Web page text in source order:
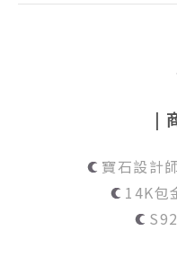
|
寶石設計
14K包